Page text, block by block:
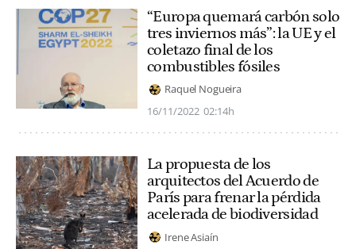
“Europa quemará carbón solo
tres inviernos más”: la UE y el
coletazo final de los
combustibles fósiles
Raquel Nogueira
16/11/2022 02:14h
La propuesta de los
arquitectos del Acuerdo de
París para frenar la pérdida
acelerada de biodiversidad
Irene Asiaín